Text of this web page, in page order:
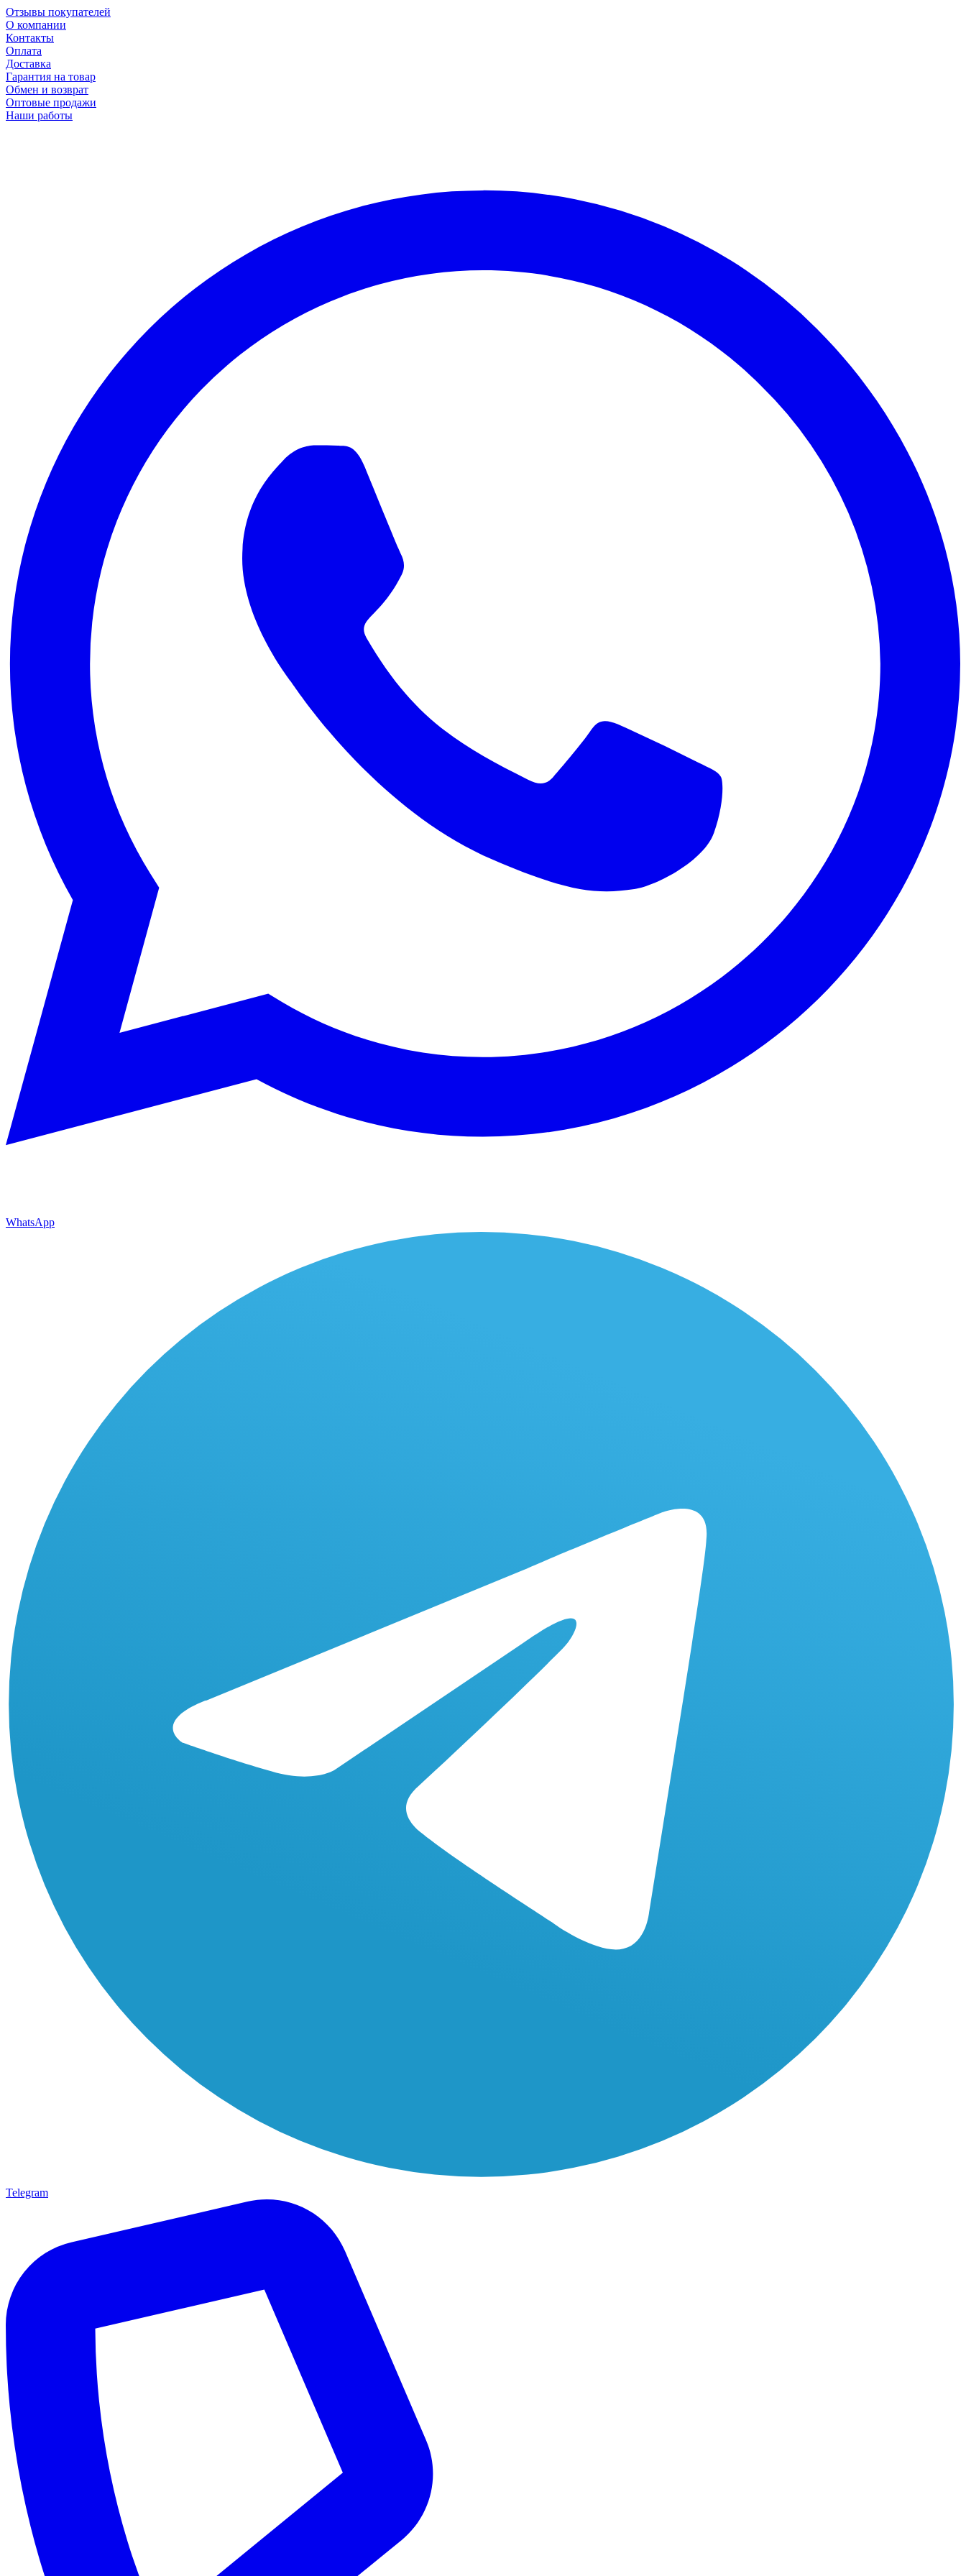
Отзывы покупателей
О компании
Контакты
Оплата
Доставка
Гарантия на товар
Обмен и возврат
Оптовые продажи
Наши работы
WhatsApp
Telegram